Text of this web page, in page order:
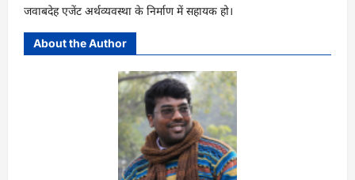
जवाबदेह एजेंट अर्थव्यवस्था के निर्माण में सहायक हो।
About the Author